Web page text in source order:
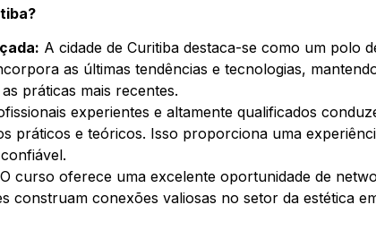
A cidade de Curitiba destaca-se como um polo
as últimas tendências e tecnologias,
práticas mais recentes.
experientes e altamente qualificados
práticos e teóricos. Isso proporciona uma
O curso oferece uma excelente oportunidade de
construam conexões valiosas no setor da estética